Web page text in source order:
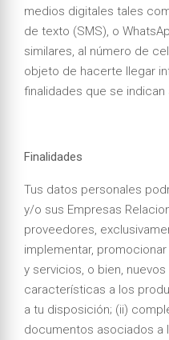
medios digitales tales
de texto (SMS), o
similares, al número de
objeto de hacerte llegar
finalidades que se indican
Finalidades
Tus datos personales
y/o sus Empresas
proveedores,
implementar,
y servicios, o bien,
características a los
a tu disposición; (ii)
documentos asociados a